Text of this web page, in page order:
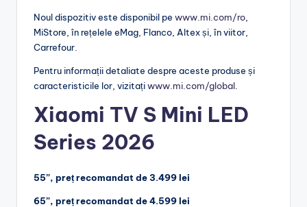
Noul dispozitiv este disponibil pe www.mi.com/ro
MiStore, în rețelele eMag, Flanco, Altex și, în viitor,
Carrefour.
Pentru informații detaliate despre aceste produse și
caracteristicile lor, vizitațiwww.mi.com/global
Xiaomi TV S Mini LED
Series 2026
55”, preț recomandat de 3.499 lei
65”, preț recomandat de 4.599 lei